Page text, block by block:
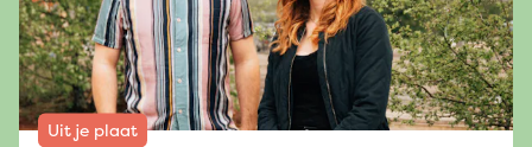
Uit je plaat